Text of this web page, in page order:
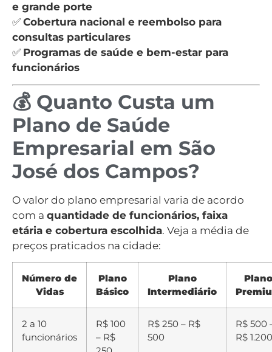
e grande porte
✅ Cobertura nacional e reembolso para
consultas particulares
✅ Programas de saúde e bem-estar para
funcionários
💰 Quanto Custa um
Plano de Saúde
Empresarial em São
José dos Campos?
O valor do plano empresarial varia de acordo
com a quantidade de funcionários, faixa
etária e cobertura escolhida. Veja a média de
preços praticados na cidade:
Número de
Vidas
Plano
Básico
Plano
Intermediário
Plano
2 a 10
funcionários
R$ 100
– R$
R$ 250 – R$
500
R$ 500
R$ 1.200